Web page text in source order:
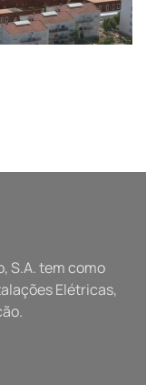
S.A. tem como
Elétricas,